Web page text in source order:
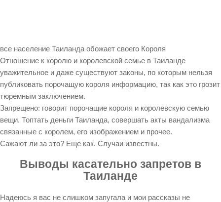
все население Таиланда обожает своего Короля
Отношение к королю и королевской семье в Таиланде
уважительное и даже существуют законы, по которым нельзя
публиковать порочащую короля информацию, так как это грозит
тюремным заключением.
Запрещено: говорит порочащие короля и королевскую семью
вещи. Топтать деньги Таиланда, совершать акты вандализма
связанные с королем, его изображением и прочее.
Сажают ли за это? Еще как. Случаи известны.
Выводы касательно запретов в
Таиланде
Надеюсь я вас не слишком запугала и мои рассказы не